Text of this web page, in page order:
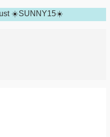
☀️SUNNY15☀️